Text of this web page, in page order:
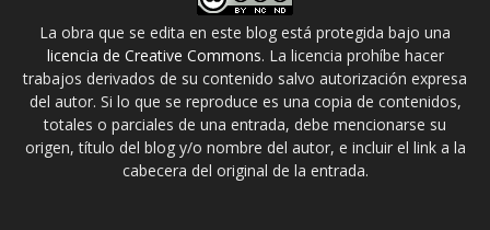
La obra que se edita en este blog está protegida bajo una
licencia de Creative Commons. La licencia prohíbe hacer
trabajos derivados de su contenido salvo autorización expresa
del autor. Si lo que se reproduce es una copia de contenidos,
totales o parciales de una entrada, debe mencionarse su
origen, título del blog y/o nombre del autor, e incluir el link a la
cabecera del original de la entrada.